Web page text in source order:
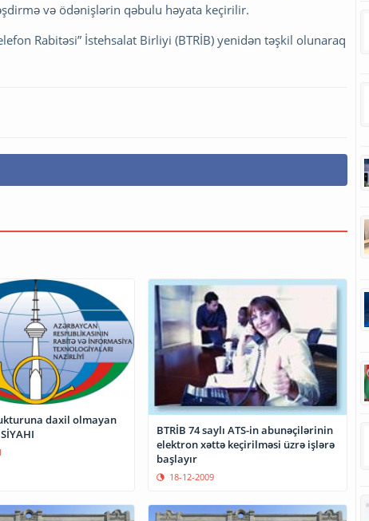
və ödənişlərin qəbulu həyata keçirilir.
Rabitəsi” İstehsalat Birliyi (BTRİB) yenidən təşkil olunaraq
daxil olmayan
BTRİB 74 saylı ATS-in abunəçilərinin
elektron xəttə keçirilməsi üzrə işlərə
başlayır
18-12-2009